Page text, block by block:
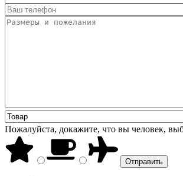
Пожалуйста, докажите, что вы человек,